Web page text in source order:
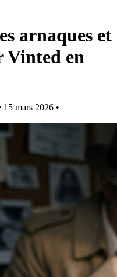
arnaques et
Vinted en
15 mars 2026 •